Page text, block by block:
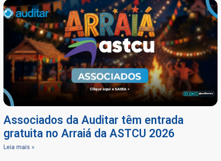
Associados da Auditar têm entrada
gratuita no Arraiá da ASTCU 2026
Leia mais »